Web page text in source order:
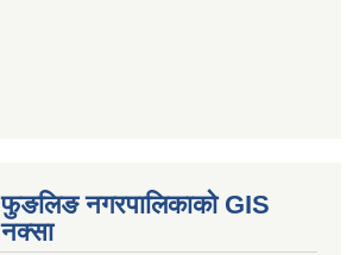
फुङलिङ नगरपालिकाको GIS
नक्सा